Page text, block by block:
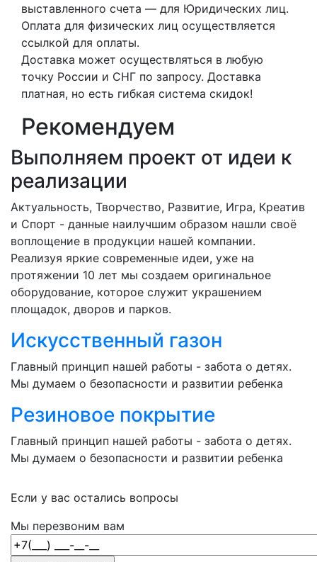
выставленного счета — для Юридических лиц.
Оплата для физических лиц осуществляется
ссылкой для оплаты.
Доставка может осуществляться в любую
точку России и СНГ по запросу. Доставка
платная, но есть гибкая система скидок!
Рекомендуем
Выполняем проект от идеи к
реализации
Актуальность, Творчество, Развитие, Игра, Креатив
и Спорт - данные наилучшим образом нашли своё
воплощение в продукции нашей компании.
Реализуя яркие современные идеи, уже на
протяжении 10 лет мы создаем оригинальное
оборудование, которое служит украшением
площадок, дворов и парков.
Искусственный газон
Главный принцип нашей работы - забота о детях.
Мы думаем о безопасности и развитии ребенка
Резиновое покрытие
Главный принцип нашей работы - забота о детях.
Мы думаем о безопасности и развитии ребенка
Если у вас остались вопросы
Мы перезвоним вам